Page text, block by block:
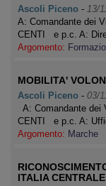
Ascoli Piceno - 13/
A: Comandante dei
CENTI e p.c. A:
Argomento:
MOBILITA'
Ascoli Piceno - 03/
A: Comandante dei
CENTI e p.c. A:
Argomento: Marche
ITALIA CENTRALE